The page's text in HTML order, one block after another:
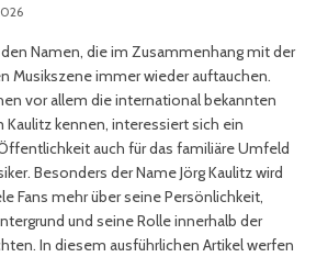
den Namen, die im Zusammenhang mit der
Musikszene immer wieder auftauchen.
vor allem die international bekannten
Kaulitz kennen, interessiert sich ein
auch für das familiäre Umfeld
Besonders der Name Jörg Kaulitz wird
Fans mehr über seine Persönlichkeit,
und seine Rolle innerhalb der
In diesem ausführlichen Artikel werfen